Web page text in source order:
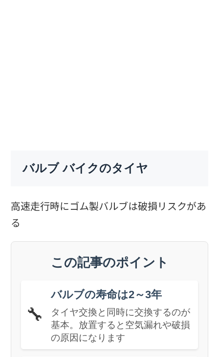
バルブ バイクのタイヤ
高速走行時にゴム製バルブは破損リスクがあ
る
この記事のポイント
🔧
バルブの寿命は2～3年
タイヤ交換と同時に交換するのが
基本。放置すると空気漏れや破損
の原因になります